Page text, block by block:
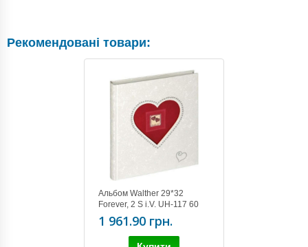
Рекомендовані товари:
Альбом Walther 29*32
Forever, 2 S i.V. UH-117 60
pages
1 961.90 грн.